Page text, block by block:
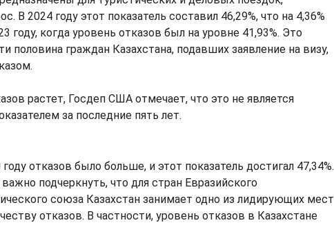
В 2024 году этот показатель составил 46,29%, что на 4,36%
году, когда уровень отказов был на уровне 41,93%. Это
половина граждан Казахстана, подавших заявление на визу,
растет, Госдеп США отмечает, что это не является
за последние пять лет.
году отказов было больше, и этот показатель достигал 47,34%.
подчеркнуть, что для стран Евразийского
союза Казахстан занимает одно из лидирующих мест
отказов. В частности, уровень отказов в Казахстане